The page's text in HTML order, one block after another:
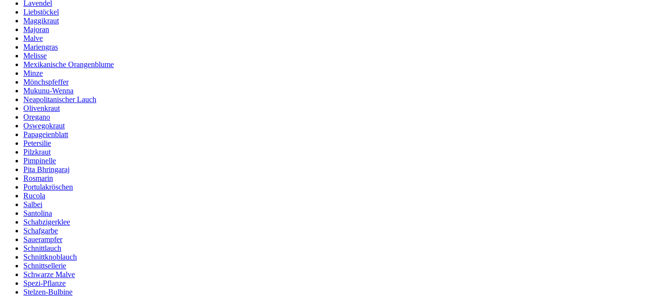
Lavendel
Liebstöckel
Maggikraut
Majoran
Malve
Mariengras
Melisse
Mexikanische Orangenblume
Minze
Mönchspfeffer
Mukunu-Wenna
Neapolitanischer Lauch
Olivenkraut
Oregano
Oswegokraut
Papageienblatt
Petersilie
Pilzkraut
Pimpinelle
Pita Bhringaraj
Rosmarin
Portulakröschen
Rucola
Salbei
Santolina
Schabzigerklee
Schafgarbe
Sauerampfer
Schnittlauch
Schnittknoblauch
Schnittsellerie
Schwarze Malve
Spezi-Pflanze
Stelzen-Bulbine